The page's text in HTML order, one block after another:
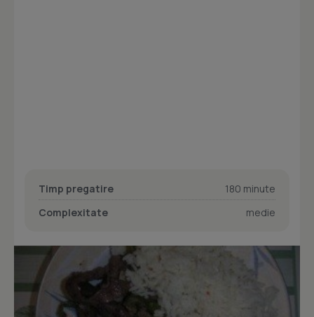
Timp pregatire
180 minute
Complexitate
medie